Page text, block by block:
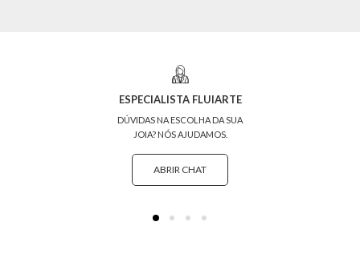
ESPECIALISTA FLUIARTE
DÚVIDAS NA ESCOLHA DA SUA
JOIA? NÓS AJUDAMOS.
ABRIR CHAT